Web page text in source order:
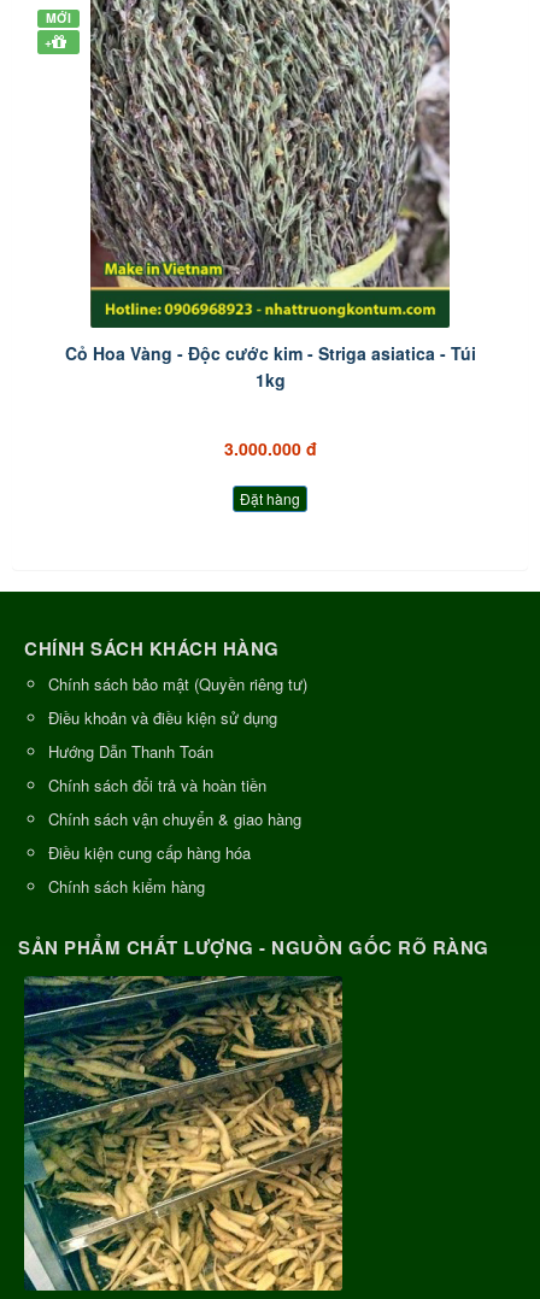
MỚI
+
Cỏ Hoa Vàng - Độc cước kim - Striga asiatica - Túi
1kg
3.000.000 đ
Đặt hàng
CHÍNH SÁCH KHÁCH HÀNG
Chính sách bảo mật (Quyền riêng tư)
Điều khoản và điều kiện sử dụng
Hướng Dẫn Thanh Toán
Chính sách đổi trả và hoàn tiền
Chính sách vận chuyển & giao hàng
Điều kiện cung cấp hàng hóa
Chính sách kiểm hàng
SẢN PHẨM CHẤT LƯỢNG - NGUỒN GỐC RÕ RÀNG